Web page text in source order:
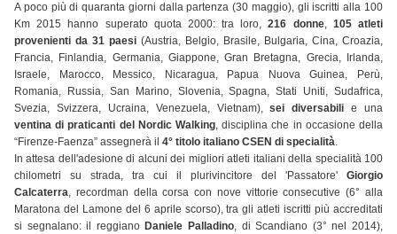
A poco più di quaranta giorni dalla partenza (30 maggio), gli iscritti alla 100
Km 2015 hanno superato quota 2000: tra loro,216 donne, 105 atleti
provenienti da 31 paesi (Austria, Belgio, Brasile, Bulgaria, Cina, Croazia,
Francia, Finlandia, Germania, Giappone, Gran Bretagna, Grecia, Irlanda,
Israele, Marocco, Messico, Nicaragua, Papua Nuova Guinea, Perù,
Romania, Russia, San Marino, Slovenia, Spagna, Stati Uniti, Sudafrica,
Svezia, Svizzera, Ucraina, Venezuela, Vietnam),sei diversabili e una
ventina di praticanti del Nordic Walking, disciplina che in occasione della
“Firenze-Faenza” assegnerà il 4° titolo italiano CSEN di specialità.
In attesa dell'adesione di alcuni dei migliori atleti italiani della specialità 100
chilometri su strada, tra cui il plurivincitore del 'Passatore' Giorgio
Calcaterra, recordman della corsa con nove vittorie consecutive (6° alla
Maratona del Lamone del 6 aprile scorso), tra gli atleti iscritti più accreditati
si segnalano: il reggiano Daniele Palladino, di Scandiano (3° nel 2014),